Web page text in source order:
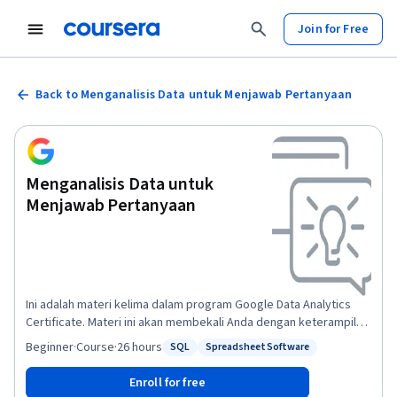
Join for Free
Back to Menganalisis Data untuk Menjawab Pertanyaan
Menganalisis Data untuk
Menjawab Pertanyaan
Ini adalah materi kelima dalam program Google Data Analytics
Certificate. Materi ini akan membekali Anda dengan keterampilan
yang dibutuhkan untuk melamar pekerjaan analis data tingkat
pemula. Dalam pelatihan ini, Anda akan menjelajahi fase "analisis"
dari proses analisis data. Terapkan apa yang telah dipelajari
sejauh ini pada analisis Anda untuk memahami data yang telah
Status: SQL
SQL
Status: Spreadsheet Software
Spreadsheet Software
Beginner·Course·26 hours
Enroll for free